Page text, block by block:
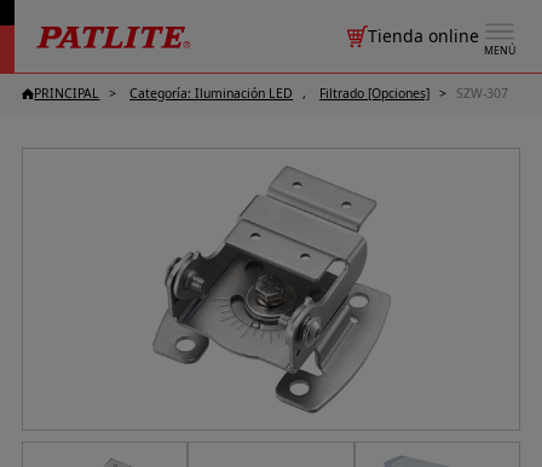
MENÚ
Tienda online
PRINCIPAL Categoría: Iluminación LED Filtrado [Opciones] SZW-307